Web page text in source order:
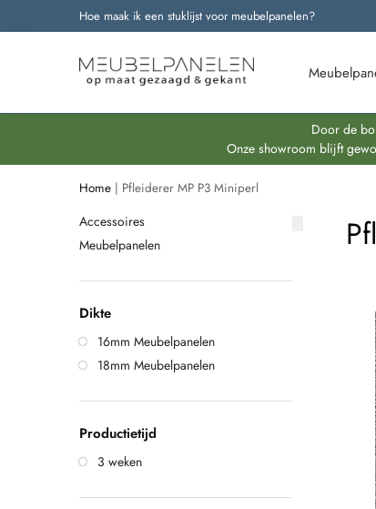
Hoe maak ik een stuklijst voor meubelpanelen?
Onze nieuwste producten
Door de
Onze showroom blijft
Home | Pfleiderer MP P3 Miniperl
Accessoires
Meubelpanelen
Dikte
16mm Meubelpanelen
18mm Meubelpanelen
Productietijd
3 weken